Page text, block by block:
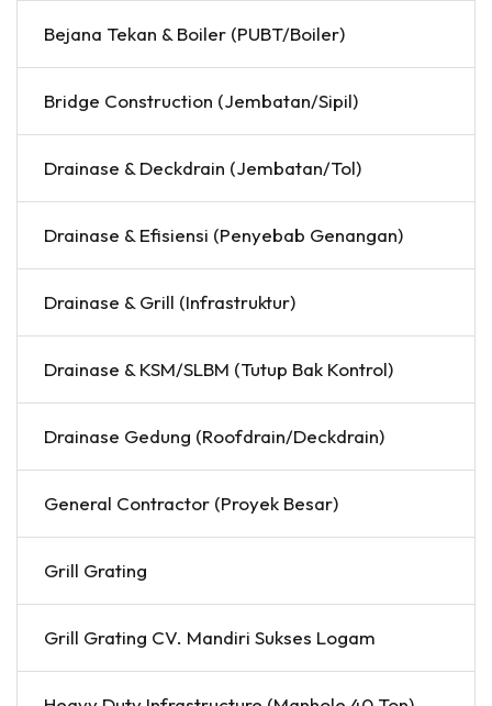
Bejana Tekan & Boiler (PUBT/Boiler)
Bridge Construction (Jembatan/Sipil)
Drainase & Deckdrain (Jembatan/Tol)
Drainase & Efisiensi (Penyebab Genangan)
Drainase & Grill (Infrastruktur)
Drainase & KSM/SLBM (Tutup Bak Kontrol)
Drainase Gedung (Roofdrain/Deckdrain)
General Contractor (Proyek Besar)
Grill Grating
Grill Grating CV. Mandiri Sukses Logam